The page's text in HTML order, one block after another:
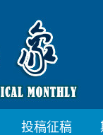
投稿征稿